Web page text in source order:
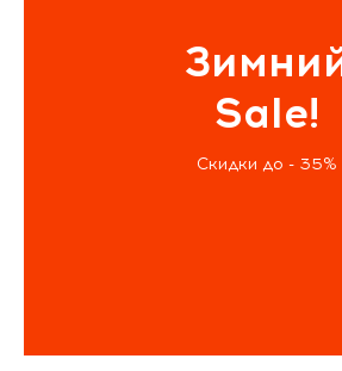
Sale!
Скидки до - 35%